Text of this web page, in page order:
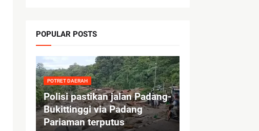
POPULAR POSTS
POTRET DAERAH
Polisi pastikan jalan Padang-
Bukittinggi via Padang
Pariaman terputus